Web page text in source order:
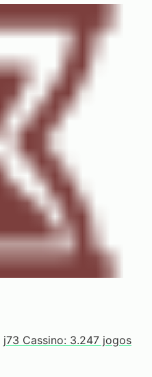
j73 Cassino: 3.247 jogos